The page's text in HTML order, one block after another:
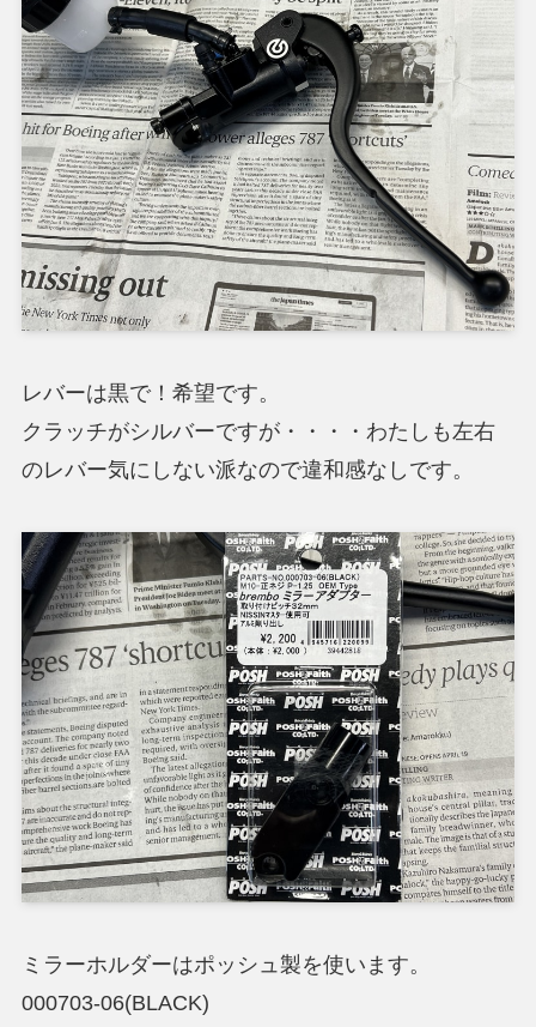
レバーは黒で！希望です。
クラッチがシルバーですが・・・・わたしも左右
のレバー気にしない派なので違和感なしです。
ミラーホルダーはポッシュ製を使います。
000703-06(BLACK)